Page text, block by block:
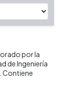
por la
de Ingeniería
Contiene